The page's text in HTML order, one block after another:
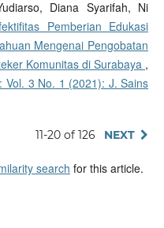
Diana Syarifah, Ni
Pemberian Edukasi
Mengenai Pengobatan
Komunitas di Surabaya ,
Vol. 3 No. 1 (2021): J. Sains
11-20 of 126 NEXT
search for this article.